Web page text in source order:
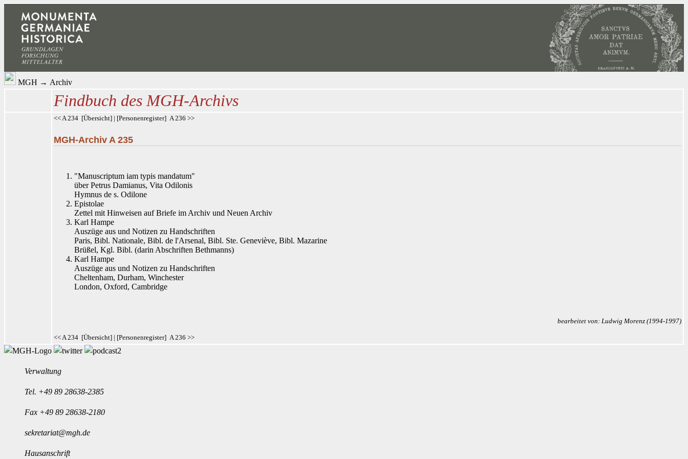
MGH → Archiv
Findbuch des MGH-Archivs
<< A 234 [Übersicht] | [Personenregister] A 236 >>
MGH-Archiv A 235
"Manuscriptum iam typis mandatum"
über Petrus Damianus, Vita Odilonis
Hymnus de s. Odilone
Epistolae
Zettel mit Hinweisen auf Briefe im Archiv und Neuen Archiv
Karl Hampe
Auszüge aus und Notizen zu Handschriften
Paris, Bibl. Nationale, Bibl. de l'Arsenal, Bibl. Ste. Geneviève, Bibl. Mazarine
Brüßel, Kgl. Bibl. (darin Abschriften Bethmanns)
Karl Hampe
Auszüge aus und Notizen zu Handschriften
Cheltenham, Durham, Winchester
London, Oxford, Cambridge
bearbeitet von: Ludwig Morenz (1994-1997)
<< A 234 [Übersicht] | [Personenregister] A 236 >>
Verwaltung
Tel. +49 89 28638-2385
Fax +49 89 28638-2180
sekretariat@mgh.de
Hausanschrift